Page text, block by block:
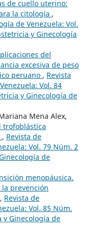
de cuello uterino:
la citología ,
de Venezuela: Vol.
y Ginecología
del
excesiva de peso
peruano , Revista
Vol. 84
y Ginecología de
Mena Alex,
trofoblástica
, Revista de
Vol. 79 Núm. 2
de
menopáusica.
prevención
, Revista de
Vol. 85 Núm.
y Ginecología de